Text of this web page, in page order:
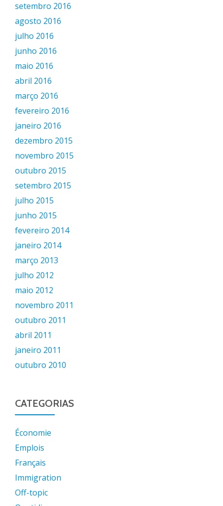
setembro 2016
agosto 2016
julho 2016
junho 2016
maio 2016
abril 2016
março 2016
fevereiro 2016
janeiro 2016
dezembro 2015
novembro 2015
outubro 2015
setembro 2015
julho 2015
junho 2015
fevereiro 2014
janeiro 2014
março 2013
julho 2012
maio 2012
novembro 2011
outubro 2011
abril 2011
janeiro 2011
outubro 2010
CATEGORIAS
Économie
Emplois
Français
Immigration
Off-topic